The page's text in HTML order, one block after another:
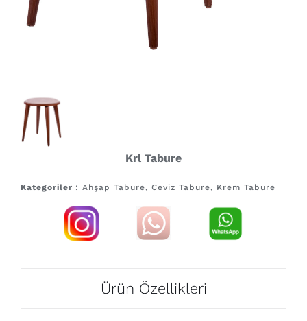
Krl Tabure
Kategoriler : Ahşap Tabure, Ceviz Tabure, Krem Tabure
Ürün Özellikleri